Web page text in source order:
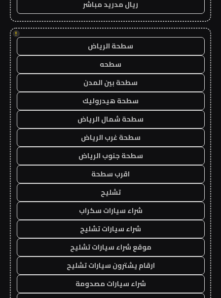
ريال مدريد مباشر
!
سطحة الرياض
سطحه
سطحة بين المدن
سطحة هيدروليك
سطحة شمال الرياض
سطحة غرب الرياض
سطحة جنوب الرياض
اقرب سطحة
تشليح
شراء سيارات سكراب
شراء سيارات تشليح
موقع شراء سيارات تشليح
ارقام يشترون سيارات تشليح
شراء سيارات مصدومة